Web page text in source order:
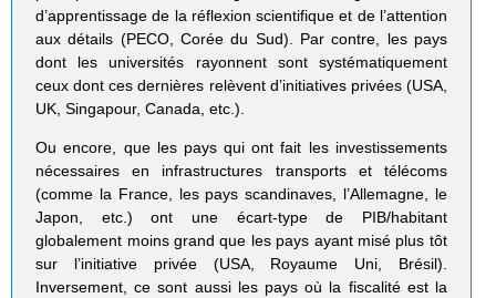
d’apprentissage de la réflexion scientifique et de l’attention
aux détails (PECO, Corée du Sud). Par contre, les pays
dont les universités rayonnent sont systématiquement
ceux dont ces dernières relèvent d’initiatives privées (USA,
UK, Singapour, Canada, etc.).
Ou encore, que les pays qui ont fait les investissements
nécessaires en infrastructures transports et télécoms
(comme la France, les pays scandinaves, l’Allemagne, le
Japon, etc.) ont une écart-type de PIB/habitant
globalement moins grand que les pays ayant misé plus tôt
sur l’initiative privée (USA, Royaume Uni, Brésil).
Inversement, ce sont aussi les pays où la fiscalité est la